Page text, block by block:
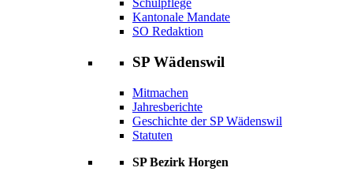
Schulpflege
Kantonale Mandate
SO Redaktion
SP Wädenswil
Mitmachen
Jahresberichte
Geschichte der SP Wädenswil
Statuten
SP Bezirk Horgen